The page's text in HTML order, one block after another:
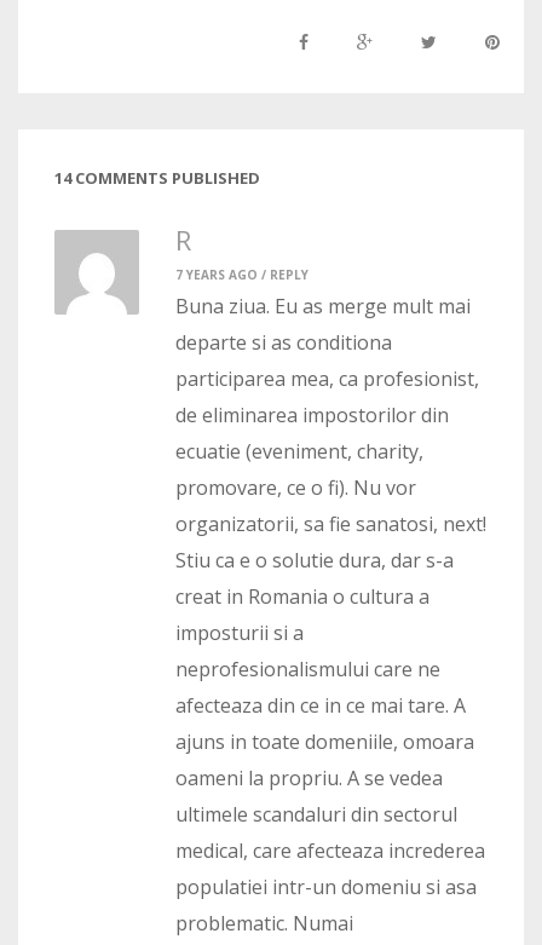
14 COMMENTS PUBLISHED
R
7 YEARS AGO / REPLY
Buna ziua. Eu as merge mult mai
departe si as conditiona
participarea mea, ca profesionist,
de eliminarea impostorilor din
ecuatie (eveniment, charity,
promovare, ce o fi). Nu vor
organizatorii, sa fie sanatosi, next!
Stiu ca e o solutie dura, dar s-a
creat in Romania o cultura a
imposturii si a
neprofesionalismului care ne
afecteaza din ce in ce mai tare. A
ajuns in toate domeniile, omoara
oameni la propriu. A se vedea
ultimele scandaluri din sectorul
medical, care afecteaza increderea
populatiei intr-un domeniu si asa
problematic. Numai